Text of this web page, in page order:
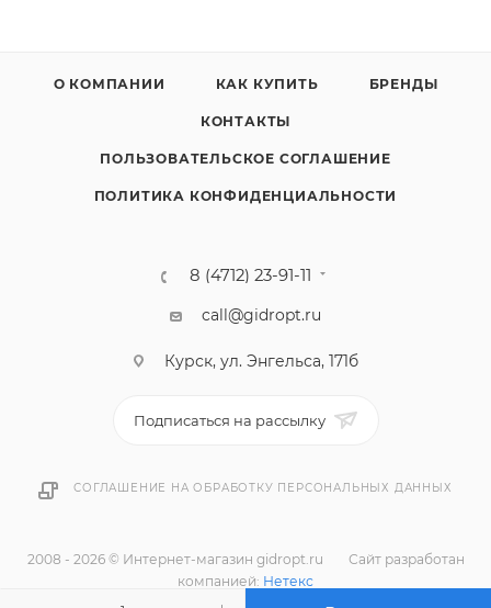
О КОМПАНИИ КАК КУПИТЬ БРЕНДЫ
КОНТАКТЫ
ПОЛЬЗОВАТЕЛЬСКОЕ СОГЛАШЕНИЕ
ПОЛИТИКА КОНФИДЕНЦИАЛЬНОСТИ
8 (4712) 23-91-11
call@gidropt.ru
Курск, ул. Энгельса, 171б
Подписаться на рассылку
СОГЛАШЕНИЕ НА ОБРАБОТКУ ПЕРСОНАЛЬНЫХ ДАННЫХ
2008 - 2026 © Интернет-магазин gidropt.ru
Сайт разработан
компанией: Нетекс